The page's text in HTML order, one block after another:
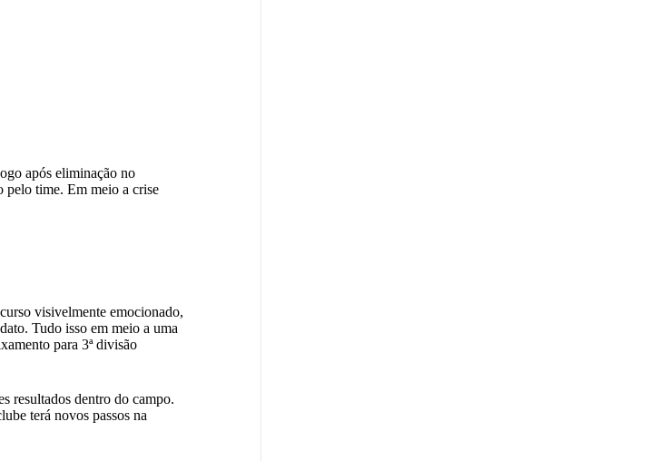
após eliminação no
pelo time. Em meio a crise
visivelmente emocionado,
Tudo isso em meio a uma
para 3ª divisão
resultados dentro do campo.
terá novos passos na